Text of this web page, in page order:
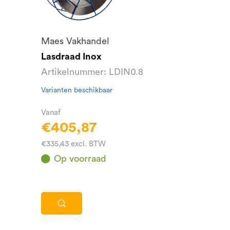
Maes Vakhandel
Lasdraad Inox
Artikelnummer: LDIN0.8
Varianten beschikbaar
Vanaf
€405,87
€335,43 excl. BTW
Op voorraad